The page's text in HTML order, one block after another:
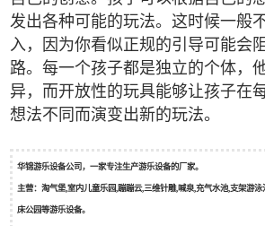
发出各种可能的玩法。这时候一般
入，因为你看似正规的引导可能会
路。每一个孩子都是独立的个体，
异，而开放性的玩具能够让孩子在
想法不同而演变出新的玩法。
华锦游乐设备公司，一家专注生产游乐设备的厂家。
主营：淘气堡,室内儿童乐园,蹦蹦云,三维针雕,喊泉,充气水池,支架游
床公园等游乐设备。